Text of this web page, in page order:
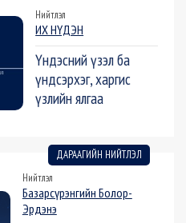
Нийтлэл
ИХ НҮДЭН
Үндэсний үзэл ба
үндсэрхэг, харгис
үзлийн ялгаа
ДАРААГИЙН НИЙТЛЭЛ
Нийтлэл
Базарсүрэнгийн Болор-
Эрдэнэ